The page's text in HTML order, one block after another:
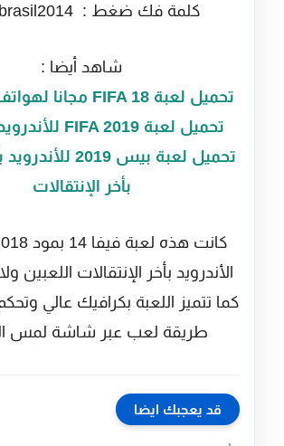
كلمة فك ضغط : fifainbrasil2014
شاهد أيضا :
تحميل لعبة FIFA 18 مجانا لهواتف الاندرويد
تحميل لعبة FIFA 2019 للأندرويد أوفلاين
تحميل لعبة بيس
بأخر الإنتقالات
الأندرويد بأخر الإنتقالات اللعبين
كما تتميز اللعبة بكرافيك عالي
طريقة لعب عبر شاشة لمس
قد يعجبك ايضا